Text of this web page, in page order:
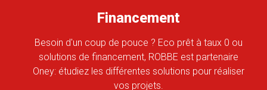
Financement
Besoin d'un coup de pouce ? Eco prêt à taux 0 ou
solutions de financement, ROBBE est partenaire
Oney: étudiez les différentes solutions pour réaliser
vos projets.